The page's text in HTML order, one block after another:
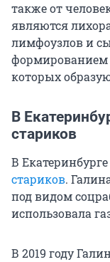
также от
являются
лимфоузлов и
формированием
которых
В
стариков
В
стариков.
под видом
использовала
В 2019 году